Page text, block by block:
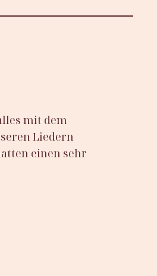
mit dem
Liedern
einen sehr